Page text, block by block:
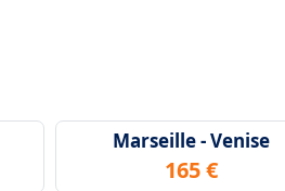
Marseille - Venise
165 €